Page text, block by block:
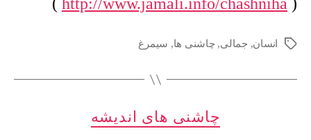
ِجان
است
برچسب‌ها
انسان, جمالی, چاشنی ها, سیمرغ
دسته‌ها
چاشنی های اندیشه